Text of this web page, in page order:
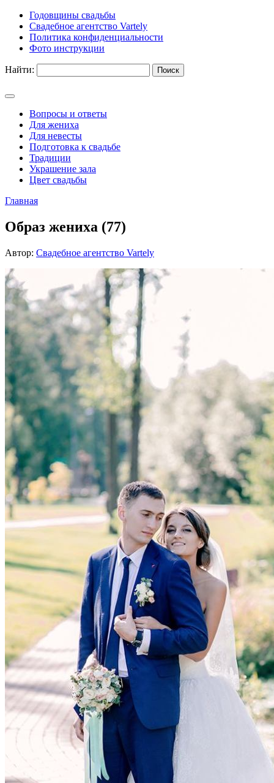
Годовщины свадьбы
Свадебное агентство Vartely
Политика конфиденциальности
Фото инструкции
Найти:
Вопросы и ответы
Для жениха
Для невесты
Подготовка к свадьбе
Традиции
Украшение зала
Цвет свадьбы
Главная
Образ жениха (77)
Автор: Свадебное агентство Vartely